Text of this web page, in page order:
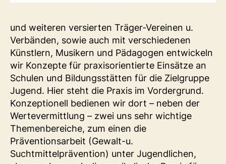
und weiteren versierten Träger-Vereinen u.
Verbänden, sowie auch mit verschiedenen
Künstlern, Musikern und Pädagogen entwickeln
wir Konzepte für praxisorientierte Einsätze an
Schulen und Bildungsstätten für die Zielgruppe
Jugend. Hier steht die Praxis im Vordergrund.
Konzeptionell bedienen wir dort – neben der
Wertevermittlung – zwei uns sehr wichtige
Themenbereiche, zum einen die
Präventionsarbeit (Gewalt-u.
Suchtmittelprävention) unter Jugendlichen,